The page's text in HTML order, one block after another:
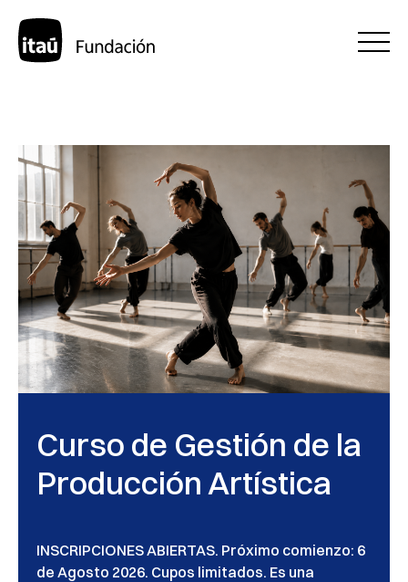
Curso de Gestión de la
Producción Artística
INSCRIPCIONES ABIERTAS. Próximo comienzo: 6
de Agosto 2026. Cupos limitados. Es una